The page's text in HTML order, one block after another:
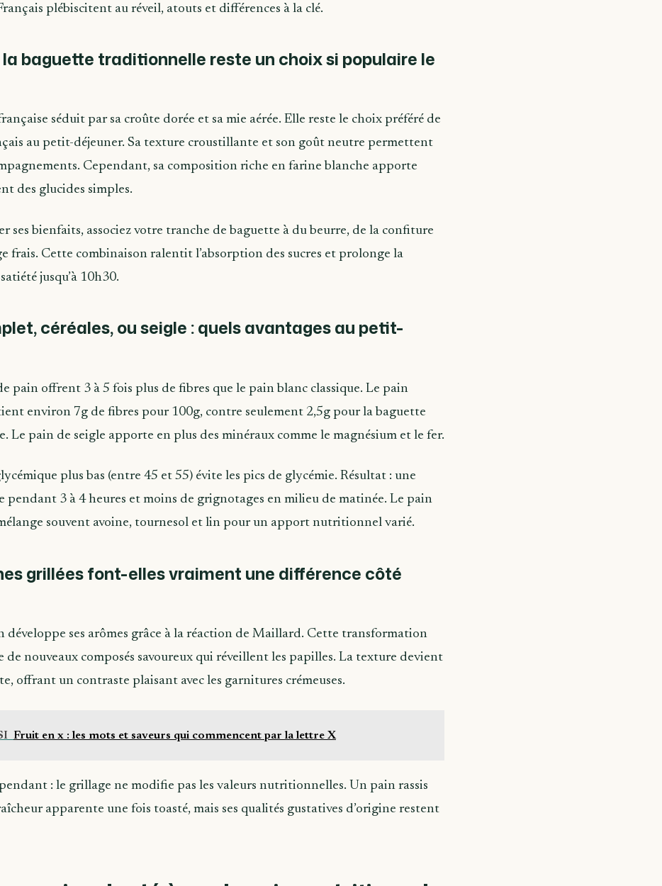
plébiscitent au réveil, atouts et différences à la clé.
baguette traditionnelle reste un choix si populaire le
séduit par sa croûte dorée et sa mie aérée. Elle reste le choix préféré de
au petit-déjeuner. Sa texture croustillante et son goût neutre permettent
Cependant, sa composition riche en farine blanche apporte
des glucides simples.
ses bienfaits, associez votre tranche de baguette à du beurre, de la confiture
frais. Cette combinaison ralentit l’absorption des sucres et prolonge la
jusqu’à 10h30.
céréales, ou seigle : quels avantages au petit-
pain offrent 3 à 5 fois plus de fibres que le pain blanc classique. Le pain
environ 7g de fibres pour 100g, contre seulement 2,5g pour la baguette
Le pain de seigle apporte en plus des minéraux comme le magnésium et le fer.
plus bas (entre 45 et 55) évite les pics de glycémie. Résultat : une
pendant 3 à 4 heures et moins de grignotages en milieu de matinée. Le pain
souvent avoine, tournesol et lin pour un apport nutritionnel varié.
grillées font-elles vraiment une différence côté
développe ses arômes grâce à la réaction de Maillard. Cette transformation
de nouveaux composés savoureux qui réveillent les papilles. La texture devient
offrant un contraste plaisant avec les garnitures crémeuses.
Fruit en x : les mots et saveurs qui commencent par la lettre X
: le grillage ne modifie pas les valeurs nutritionnelles. Un pain rassis
apparente une fois toasté, mais ses qualités gustatives d’origine restent